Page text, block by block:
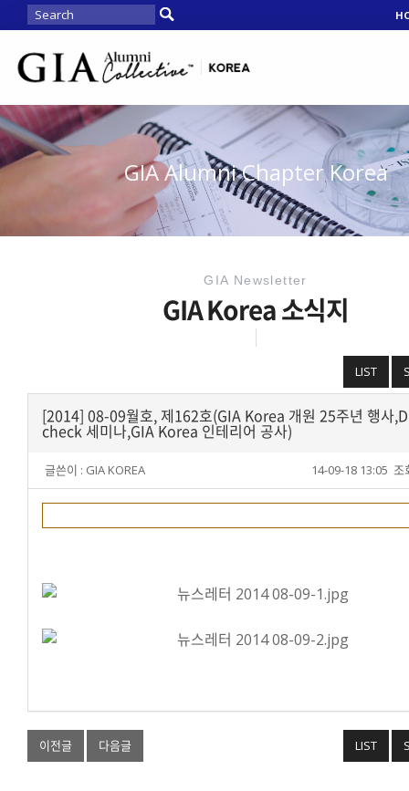
GIA Alumni Chapter Korea
GIA Newsletter
GIA Korea 소식지
LIST
[2014] 08-09월호, 제162호(GIA Korea 개원 25주년 행사
check 세미나,GIA Korea 인테리어 공사)
글쓴이 : GIA KOREA 조
14-09-18 13:05
이전글 다음글 LIST